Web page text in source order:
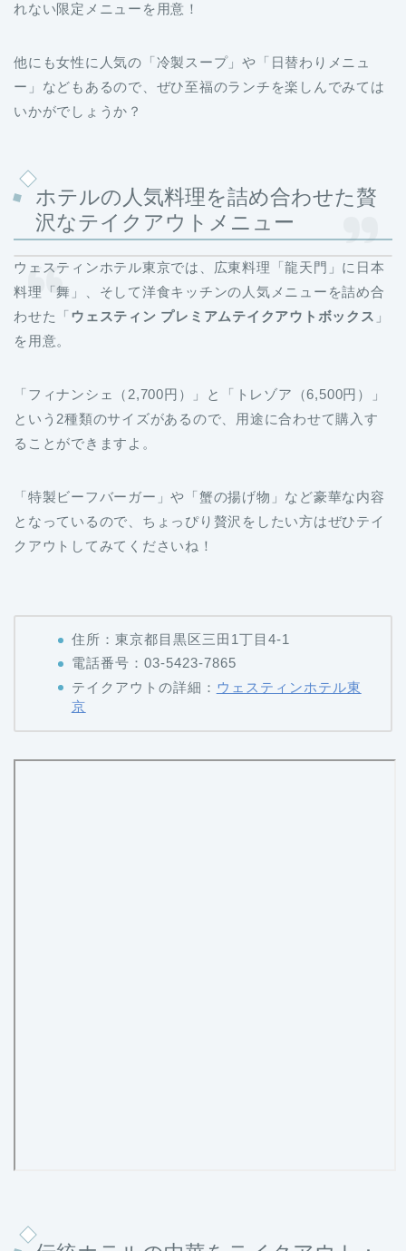
れない限定メニューを用意！
他にも女性に人気の「冷製スープ」や「日替わりメニュ
ー」などもあるので、ぜひ至福のランチを楽しんでみては
いかがでしょうか？
ホテルの人気料理を詰め合わせた贅
沢なテイクアウトメニュー
ウェスティンホテル東京では、広東料理「龍天門」に日本
料理「舞」、そして洋食キッチンの人気メニューを詰め合
わせた「ウェスティン プレミアムテイクアウトボックス 」
を用意。
「フィナンシェ（2,700円）」と「トレゾア（6,500円）」
という2種類のサイズがあるので、用途に合わせて購入す
ることができますよ。
「特製ビーフバーガー」や「蟹の揚げ物」など豪華な内容
となっているので、ちょっぴり贅沢をしたい方はぜひテイ
クアウトしてみてくださいね！
住所：東京都目黒区三田1丁目4-1
電話番号：03-5423-7865
テイクアウトの詳細： ウェスティンホテル東
京